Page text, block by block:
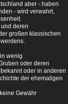
aber - haben
- wird verwahrt,
deren
großen klassischen
wenig
oder deren
oder in anderen
der ehemaligen
Gewähr